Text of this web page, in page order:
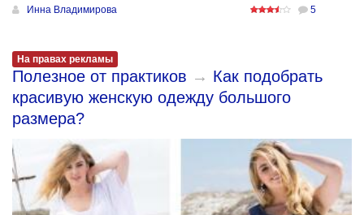
Инна Владимирова 5
На правах рекламы
Полезное от практиков → Как подобрать
красивую женскую одежду большого
размера?